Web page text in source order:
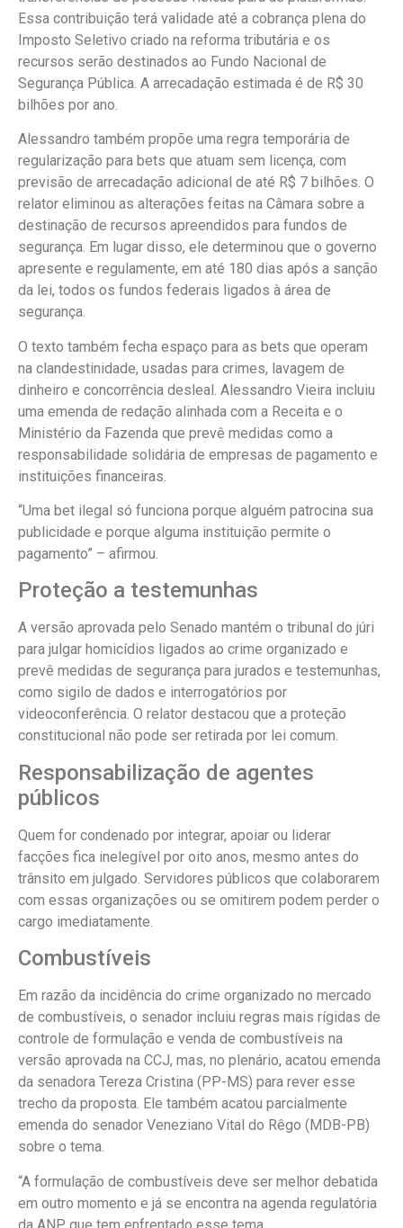
Essa contribuição terá validade até a cobrança plena do
Imposto Seletivo criado na reforma tributária e os
recursos serão destinados ao Fundo Nacional de
Segurança Pública. A arrecadação estimada é de R$ 30
bilhões por ano.
Alessandro também propõe uma regra temporária de
regularização para bets que atuam sem licença, com
previsão de arrecadação adicional de até R$ 7 bilhões. O
relator eliminou as alterações feitas na Câmara sobre a
destinação de recursos apreendidos para fundos de
segurança. Em lugar disso, ele determinou que o governo
apresente e regulamente, em até 180 dias após a sanção
da lei, todos os fundos federais ligados à área de
segurança.
O texto também fecha espaço para as bets que operam
na clandestinidade, usadas para crimes, lavagem de
dinheiro e concorrência desleal. Alessandro Vieira incluiu
uma emenda de redação alinhada com a Receita e o
Ministério da Fazenda que prevê medidas como a
responsabilidade solidária de empresas de pagamento e
instituições financeiras.
“Uma bet ilegal só funciona porque alguém patrocina sua
publicidade e porque alguma instituição permite o
pagamento” – afirmou.
Proteção a testemunhas
A versão aprovada pelo Senado mantém o tribunal do júri
para julgar homicídios ligados ao crime organizado e
prevê medidas de segurança para jurados e testemunhas,
como sigilo de dados e interrogatórios por
videoconferência. O relator destacou que a proteção
constitucional não pode ser retirada por lei comum.
Responsabilização de agentes
públicos
Quem for condenado por integrar, apoiar ou liderar
facções fica inelegível por oito anos, mesmo antes do
trânsito em julgado. Servidores públicos que colaborarem
com essas organizações ou se omitirem podem perder o
cargo imediatamente.
Combustíveis
Em razão da incidência do crime organizado no mercado
de combustíveis, o senador incluiu regras mais rígidas de
controle de formulação e venda de combustíveis na
versão aprovada na CCJ, mas, no plenário, acatou emenda
da senadora Tereza Cristina (PP-MS) para rever esse
trecho da proposta. Ele também acatou parcialmente
emenda do senador Veneziano Vital do Rêgo (MDB-PB)
sobre o tema.
“A formulação de combustíveis deve ser melhor debatida
em outro momento e já se encontra na agenda regulatória
da ANP, que tem enfrentado esse tema